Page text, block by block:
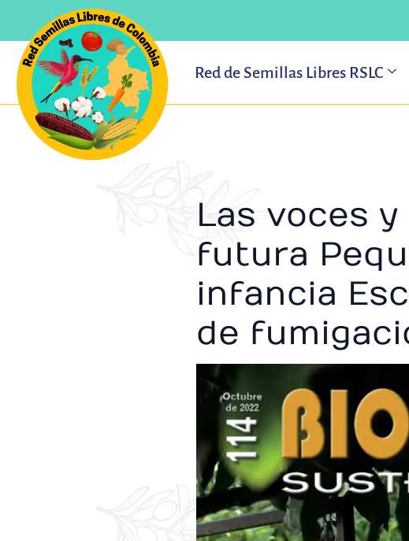
al
contenido
Red de Semillas Libres RSLC
Las voces
futura
infancia
de